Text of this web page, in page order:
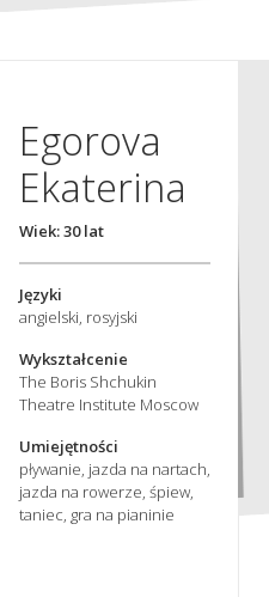
Egorova
Ekaterina
Wiek: 30 lat
Języki
angielski, rosyjski
Wykształcenie
The Boris Shchukin
Theatre Institute Moscow
Umiejętności
pływanie, jazda na nartach,
jazda na rowerze, śpiew,
taniec, gra na pianinie